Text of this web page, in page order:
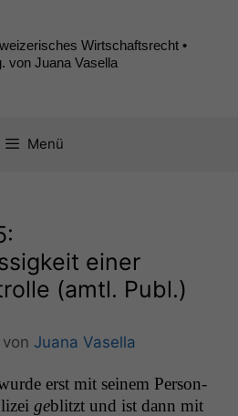
Wirtschaftsrecht •
von Juana Vasella
Menü
einer
(amtl. Publ.)
von Juana Vasella
erst mit seinem Per­so­n­
geblitzt und ist dann mit